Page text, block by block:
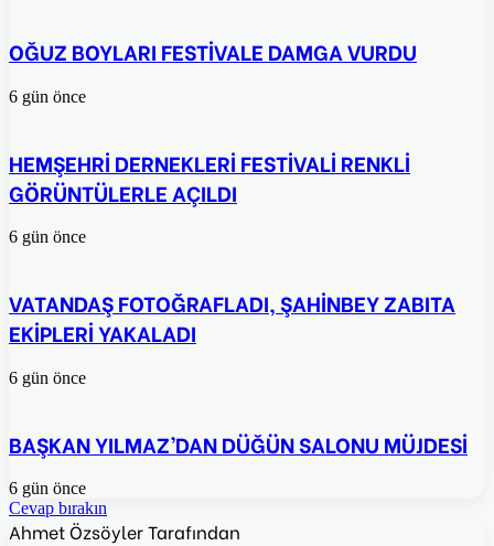
OĞUZ BOYLARI FESTİVALE DAMGA VURDU
6 gün önce
HEMŞEHRİ DERNEKLERİ FESTİVALİ RENKLİ
GÖRÜNTÜLERLE AÇILDI
6 gün önce
VATANDAŞ FOTOĞRAFLADI, ŞAHİNBEY ZABITA
EKİPLERİ YAKALADI
6 gün önce
BAŞKAN YILMAZ’DAN DÜĞÜN SALONU MÜJDESİ
6 gün önce
Cevap bırakın
Ahmet Özsöyler Tarafından